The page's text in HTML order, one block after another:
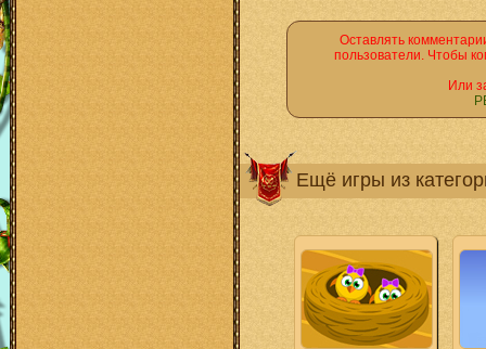
Оставлять
пользователи. Чтобы
Или
Ещё игры из